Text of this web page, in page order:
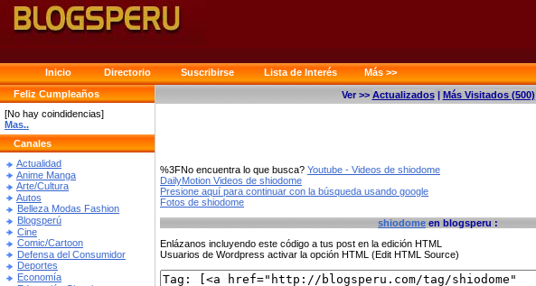
Inicio Directorio Suscribirse Lista de Interés
Más >>
Feliz Cumpleaños
[No hay coindidencias]
Mas..
Canales
Actualidad
Anime Manga
Arte/Cultura
Autos
Belleza Modas Fashion
Blogsperú
Cine
Comic/Cartoon
Defensa del Consumidor
Deportes
Economía
Ver >> Actualizados| Más Visitados (500)
%3FNo encuentra lo que busca? Youtube - Videos de shiodome
DailyMotion Videos de shiodome
Presione aquí para continuar con la búsqueda usando google
Fotos de shiodome
shiodome en blogsperu :
Enlázanos incluyendo este código a tus post en la edición HTML
Usuarios de Wordpress activar la opción HTML (Edit HTML Source)